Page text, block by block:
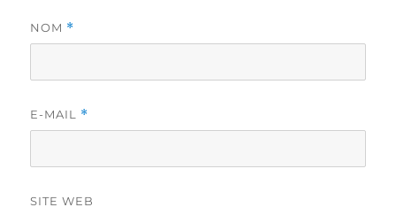
NOM *
E-MAIL *
SITE WEB